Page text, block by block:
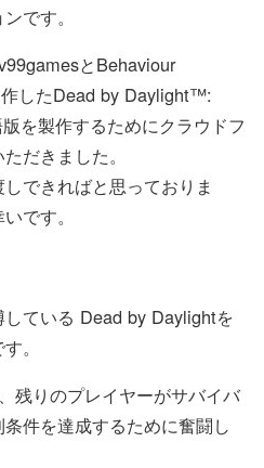
です。
とBehaviour
したDead by Daylight™:
を製作するためにクラウドフ
だきました。
できればと思っておりま
です。
ている Dead by Daylightを
。
残りのプレイヤーがサバイバ
件を達成するために奮闘し